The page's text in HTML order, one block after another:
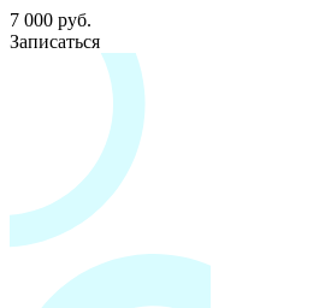
7 000 руб.
Записаться